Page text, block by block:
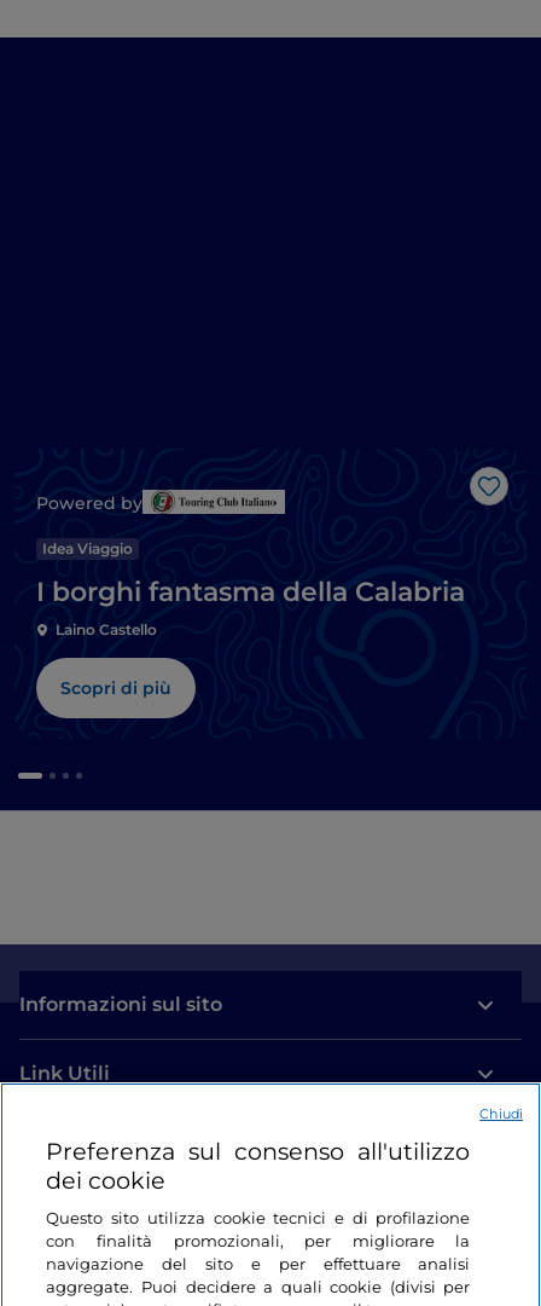
Like
Powered by
Idea Viaggio
I borghi fantasma della Calabria
Laino Castello
Scopri di più
Informazioni sul sito
Link Utili
Login
Restiamo in contatto
Preferenza sul consenso all'utilizzo
dei cookie
Questo sito utilizza cookie tecnici e di profilazione
con finalità promozionali, per migliorare la
navigazione del sito e per effettuare analisi
aggregate. Puoi decidere a quali cookie (divisi per
Chiudi